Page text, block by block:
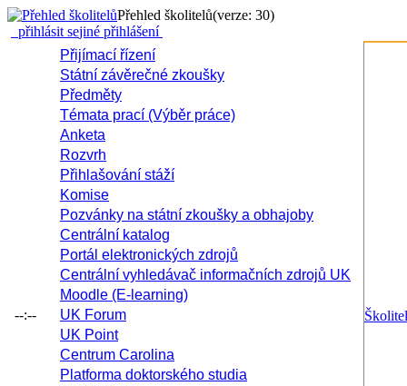
Přehled školitelů(verze: 30)
přihlásit sejiné přihlášení
--:--
Přijímací řízení
Státní závěrečné zkoušky
Předměty
Témata prací (Výběr práce)
Anketa
Rozvrh
Přihlašování stáží
Komise
Pozvánky na státní zkoušky a obhajoby
Centrální katalog
Portál elektronických zdrojů
Centrální vyhledávač informačních zdrojů UK
Moodle (E-learning)
UK Forum
UK Point
Centrum Carolina
Platforma doktorského studia